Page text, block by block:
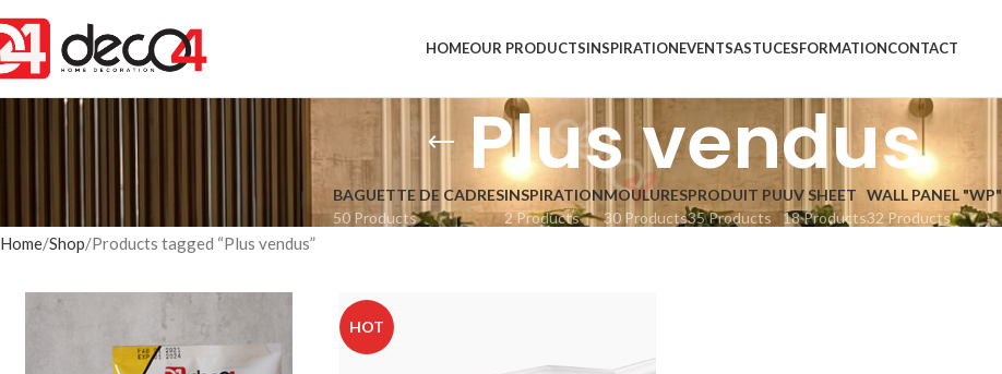
HOMEOUR PRODUCTSINSPIRATIONEVENTSASTUCESFORMATIONCONTACT
Plus vendus
BAGUETTE DE CADRES
50 Products
INSPIRATION
2 Products
MOULURES
30 Products
PRODUIT PU
35 Products
UV SHEET
18 Products
WALL PANEL "WP"
32 Products
Home Shop Products tagged “Plus vendus”
HOT